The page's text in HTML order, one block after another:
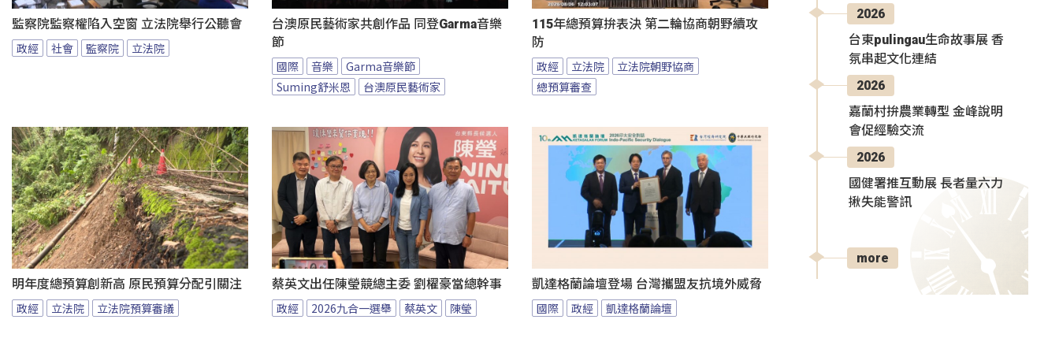
監察院監察權陷入空窗 立法院舉行公聽會
政經 社會 監察院 立法院
台澳原民藝術家共創作品 同登Garma音樂
節
國際 音樂
Garma音樂節
Suming舒米恩
台澳原民藝術家
115年總預算拚表決 第二輪協商朝野續攻
防
政經 立法院
立法院朝野協商
總預算審查
明年度總預算創新高 原民預算分配引關注
政經 立法院 立法院預算審議
蔡英文出任陳瑩競總主委 劉櫂豪當總幹事
政經 2026九合一選舉 蔡英文 陳瑩
凱達格蘭論壇登場 台灣攜盟友抗境外威脅
國際 政經 凱達格蘭論壇
2026
台東pulingau生命故事展 香
氛串起文化連結
2026
嘉蘭村拚農業轉型 金峰說明
會促經驗交流
2026
國健署推互動展 長者量六力
揪失能警訊
more